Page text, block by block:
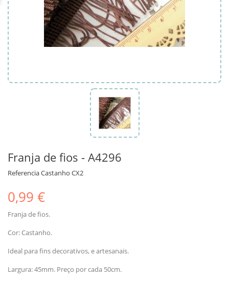
Franja de fios - A4296
ReferenciaCastanho CX2
0,99 €
Franja de fios.
Cor: Castanho.
Ideal para fins decorativos, e artesanais.
Largura: 45mm. Preço por cada 50cm.